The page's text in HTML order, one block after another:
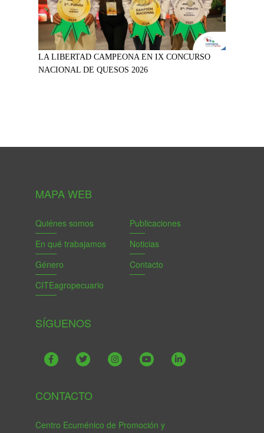
LA LIBERTAD CAMPEONA EN IX CONCURSO
NACIONAL DE QUESOS 2026
MAPA WEB
Quiénes somos
En qué trabajamos
Género
CITEagropecuario
Publicaciones
Noticias
Contacto
SÍGUENOS
CONTACTO
Centro Ecuménico de Promoción y